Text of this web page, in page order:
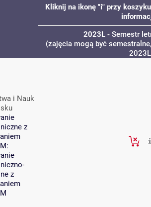
Kliknij na ikonę "i" przy
2023L- Semestr
(zajęcia mogą być
2023L
i Nauk
z
z